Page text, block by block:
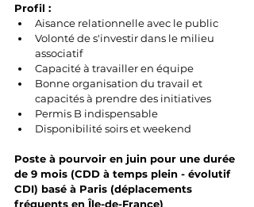
Profil :
Aisance relationnelle avec le public
Volonté de s'investir dans le milieu
associatif
Capacité à travailler en équipe
Bonne organisation du travail et
capacités à prendre des initiatives
Permis B indispensable
Disponibilité soirs et weekend
Poste à pourvoir en juin pour une durée
de 9 mois (CDD à temps plein - évolutif
CDI) basé à Paris (déplacements
fréquents en Île-de-France)